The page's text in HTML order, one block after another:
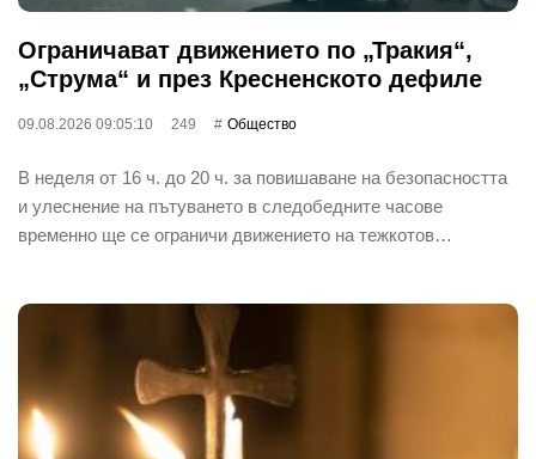
Ограничават движението по „Тракия“,
„Струма“ и през Кресненското дефиле
09.08.2026 09:05:10 249 Общество
В неделя от 16 ч. до 20 ч. за повишаване на безопасността
и улеснение на пътуването в следобедните часове
временно ще се ограничи движението на тежкотов…